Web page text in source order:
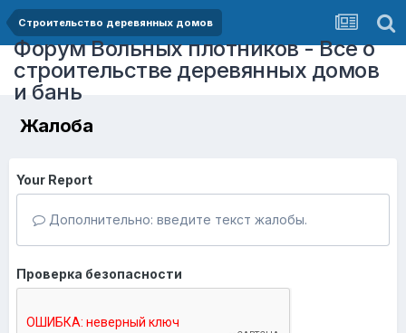
Строительство деревянных домов
Форум Вольных плотников - Все о
строительстве деревянных домов
и бань
Жалоба
Your Report
Дополнительно: введите текст жалобы.
Проверка безопасности